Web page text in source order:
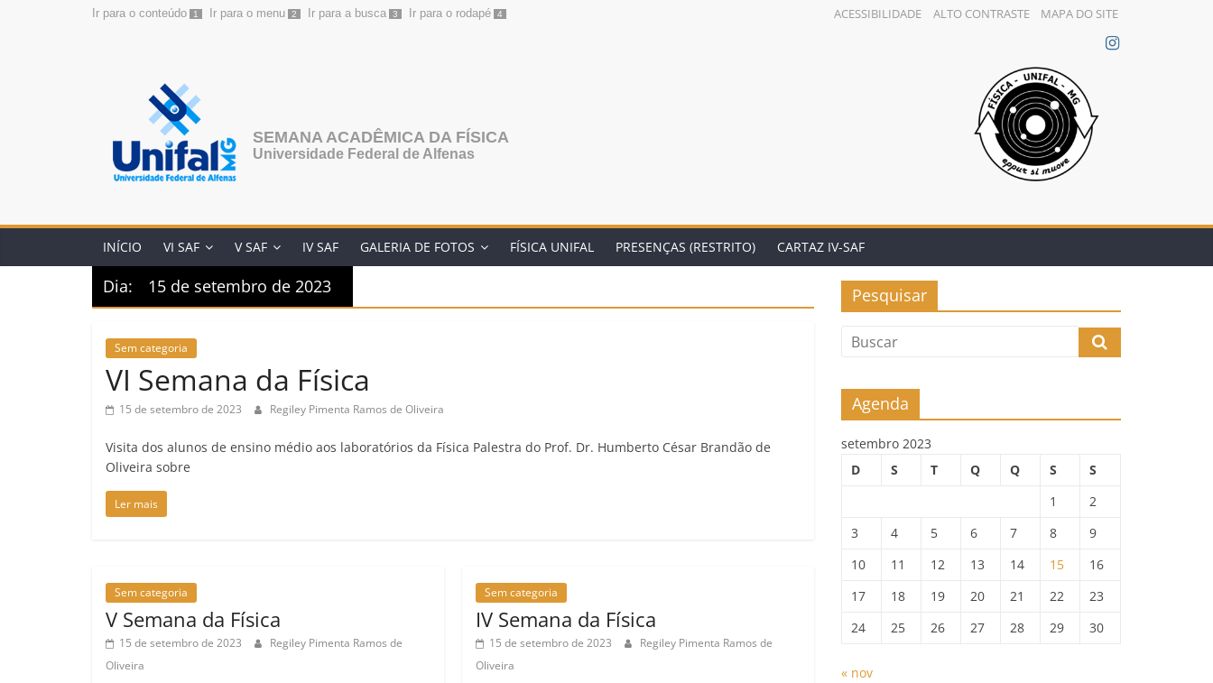
Ir para o conteúdo 1 Ir para o menu 2 Ir para a busca 3 Ir para o rodapé 4 ACESSIBILIDADE ALTO CONTRASTE MAPA DO SITE
SEMANA ACADÊMICA DA FÍSICA
Universidade Federal de Alfenas
INÍCIO VI SAF V SAF IV SAF GALERIA DE FOTOS FÍSICA UNIFAL PRESENÇAS (RESTRITO) CARTAZ IV-SAF
Dia: 15 de setembro de 2023
Sem categoria
VI Semana da Física
15 de setembro de 2023 Regiley Pimenta Ramos de Oliveira
Visita dos alunos de ensino médio aos laboratórios da Física Palestra do Prof. Dr. Humberto César Brandão de
Oliveira sobre
Ler mais
Sem categoria
V Semana da Física
15 de setembro de 2023
Regiley Pimenta Ramos de
Oliveira
Sem categoria
IV Semana da Física
15 de setembro de 2023
Regiley Pimenta Ramos de
Oliveira
Pesquisar
Agenda
setembro 2023
D
S T Q Q S
S
1
2
3
4 5 6 7 8
9
10
11 12 13 14 15
16
17
18 19 20 21 22
23
24
25 26 27 28 29 30
« nov